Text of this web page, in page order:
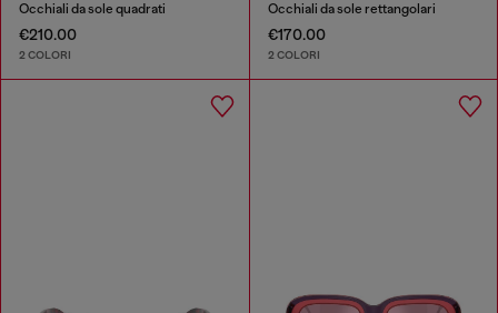
Occhiali da sole quadrati
€210.00
2 COLORI
Occhiali da sole rettangolari
€170.00
2 COLORI